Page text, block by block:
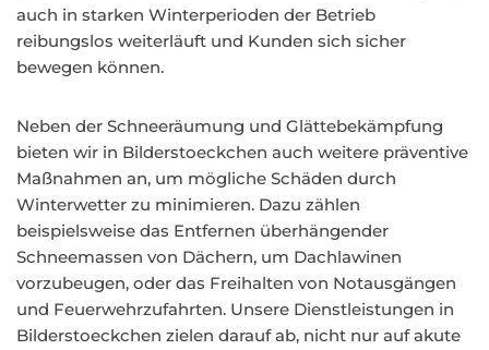
auch in starken Winterperioden der Betrieb
reibungslos weiterläuft und Kunden sich sicher
bewegen können.
Neben der Schneeräumung und Glättebekämpfung
bieten wir in Bilderstoeckchen auch weitere präventive
Maßnahmen an, um mögliche Schäden durch
Winterwetter zu minimieren. Dazu zählen
beispielsweise das Entfernen überhängender
Schneemassen von Dächern, um Dachlawinen
vorzubeugen, oder das Freihalten von Notausgängen
und Feuerwehrzufahrten. Unsere Dienstleistungen in
Bilderstoeckchen zielen darauf ab, nicht nur auf akute